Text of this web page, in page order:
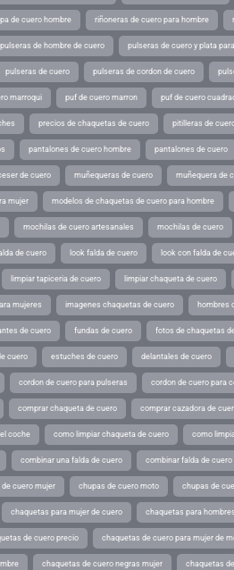
de cuero hombre riñoneras de cuero para hombre
pulseras de hombre de cuero pulseras de cuero y plata
pulseras de cuero pulseras de cordon de cuero
marroqui puf de cuero marron puf de cuero
precios de chaquetas de cuero pitilleras de
pantalones de cuero hombre pantalones de cuero
de cuero muñequeras de cuero muñequera de
mujer modelos de chaquetas de cuero para hombre
mochilas de cuero artesanales mochilas de cuero
de cuero look falda de cuero look con falda de
limpiar tapiceria de cuero limpiar chaqueta de cuero
mujeres imagenes chaquetas de cuero hombres
de cuero fundas de cuero fotos de chaquetas
cuero estuches de cuero delantales de cuero
cordon de cuero para pulseras cordon de cuero para
comprar chaqueta de cuero comprar cazadora de
coche como limpiar chaqueta de cuero como
combinar una falda de cuero combinar falda de cuero
cuero mujer chupas de cuero moto chupas de
chaquetas para mujer de cuero chaquetas para
de cuero precio chaquetas de cuero para mujer de
chaquetas de cuero negras mujer chaquetas